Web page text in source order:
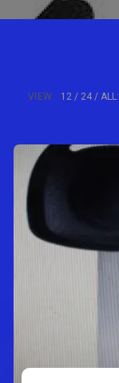
VIEW: 12 24 ALL: